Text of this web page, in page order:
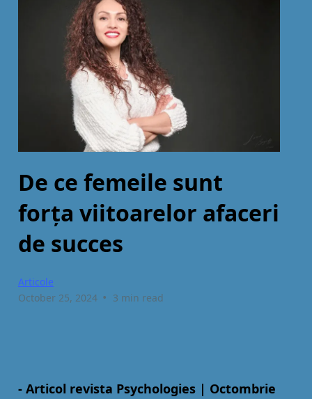
De ce femeile sunt
forţa viitoarelor afaceri
de succes
Articole
October 25, 2024 • 3 min read
- Articol revista Psychologies | Octombrie